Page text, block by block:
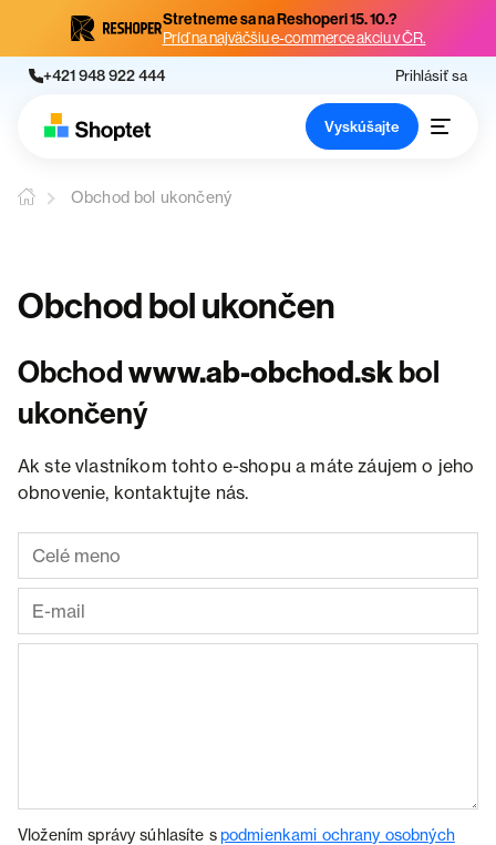
Stretneme sa na Reshoperi 15. 10.?
Príď na najväčšiu e-commerce akciu v ČR.
+421 948 922 444 Prihlásiť sa
Vyskúšajte
Obchod bol ukončený
Obchod bol ukončen
Obchodwww.ab-obchod.skbol
ukončený
Ak ste vlastníkom tohto e-shopu a máte záujem o jeho
obnovenie, kontaktujte nás.
Vložením správy súhlasíte spodmienkami ochrany osobných